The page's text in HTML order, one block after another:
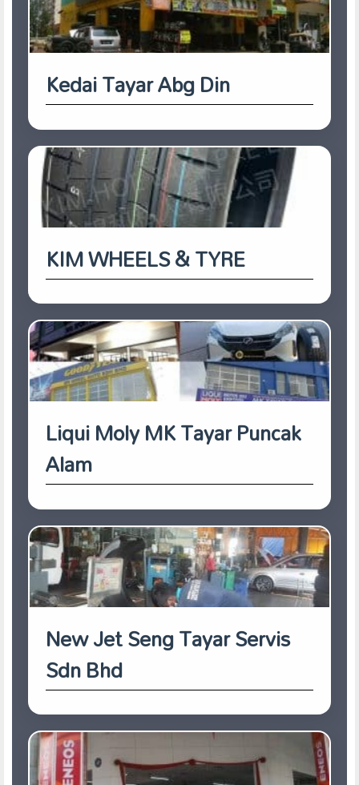
Kedai Tayar Abg Din
KIM WHEELS & TYRE
Liqui Moly MK Tayar Puncak
Alam
New Jet Seng Tayar Servis
Sdn Bhd